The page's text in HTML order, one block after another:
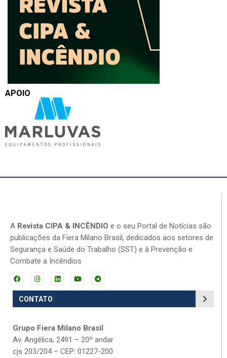
APOIO
A Revista CIPA & INCÊNDIO e o seu Portal de Notícias são
publicações da Fiera Milano Brasil, dedicados aos setores de
Segurança e Saúde do Trabalho (SST) e à Prevenção e
Combate a Incêndios
CONTATO
Grupo Fiera Milano Brasil
Av. Angélica, 2491 – 20º andar
cjs 203/204 – CEP: 01227-200